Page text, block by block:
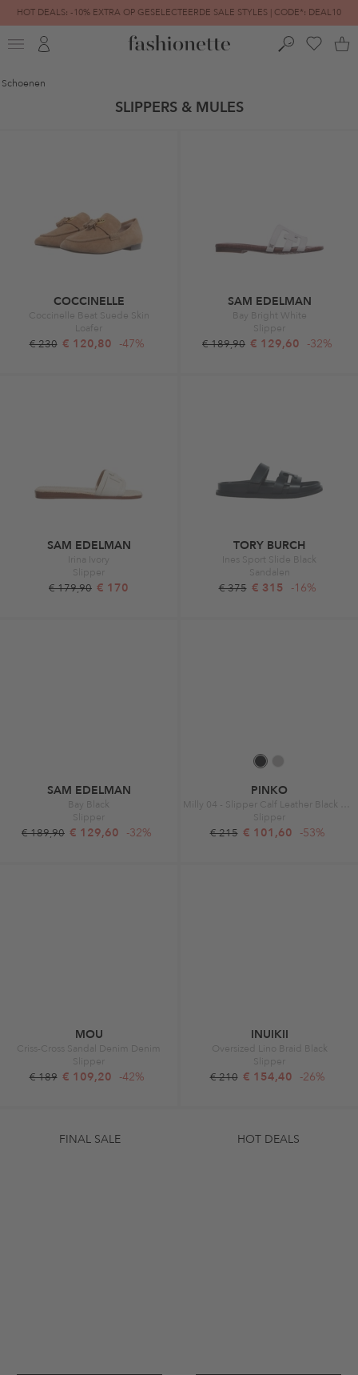
HOT DEALS: -10% EXTRA OP GESELECTEERDE SALE STYLES | CODE*: DEAL10
FINAL SALE | TOT -80% GEREDUCEERD
Schoenen
SLIPPERS & MULES
COCCINELLE
Coccinelle Beat Suede Skin
Loafer
€ 230 € 120,80 -47%
SAM EDELMAN
Bay Bright White
Slipper
€ 189,90 € 129,60 -32%
SAM EDELMAN
Irina Ivory
Slipper
€ 179,90 € 170
TORY BURCH
Ines Sport Slide Black
Sandalen
€ 375 € 315 -16%
SAM EDELMAN
Bay Black
Slipper
€ 189,90 € 129,60 -32%
PINKO
Slipper
€ 215 € 101,60 -53%
MOU
Criss-Cross Sandal Denim Denim
Slipper
€ 189 € 109,20 -42%
INUIKII
Oversized Lino Braid Black
Slipper
€ 210 € 154,40 -26%
FINAL SALE HOT DEALS